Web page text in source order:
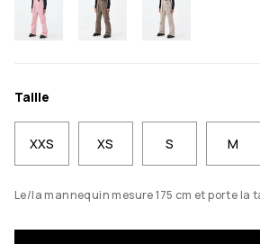
Taille
XXS XS S M
Le/la mannequin mesure 175 cm et porte la